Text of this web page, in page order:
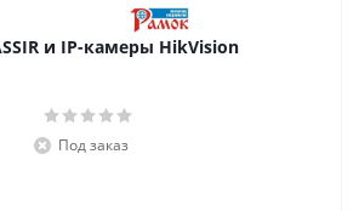
и IP-камеры HikVision
Под заказ